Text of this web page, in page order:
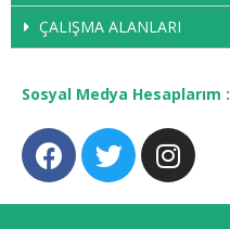
ÇALIŞMA ALANLARI
Sosyal Medya Hesaplarım :